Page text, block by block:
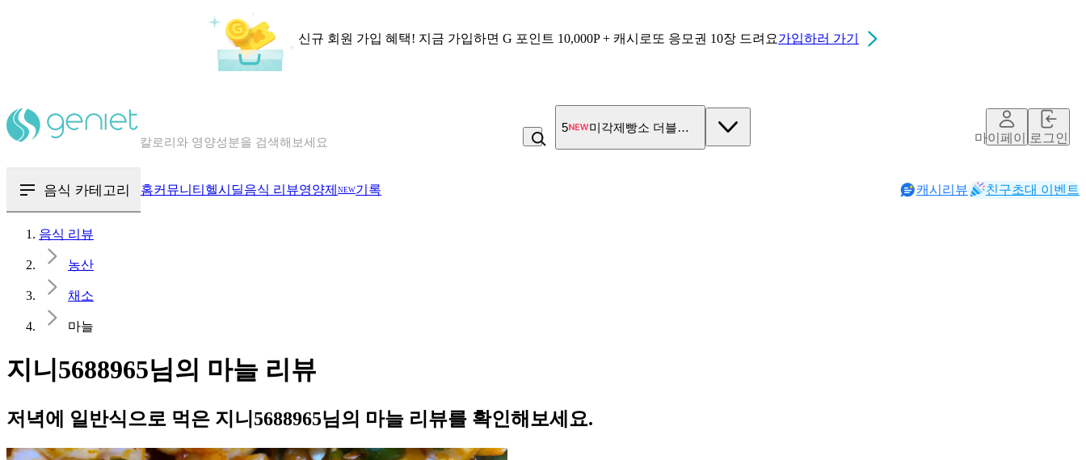
신규 회원 가입 혜택! 지금 가입하면 G 포인트 10,000P + 캐시로또 응모권 10장 드려요가입하러 가기
혈당 · 다이어트 음식 검색해보세요
6 고구마
마이페이지로그인
음식 카테고리 홈커뮤니티 헬시딜음식 리뷰영양제 NEW기록 캐시리뷰 친구초대 이벤트
음식 리뷰
농산
채소
마늘
지니5688965님의 마늘 리뷰
저녁에 일반식으로 먹은 지니5688965님의 마늘 리뷰를 확인해보세요.